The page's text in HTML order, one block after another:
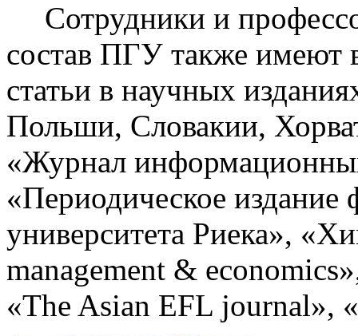
Сотрудники и
состав ПГУ также имеют
статьи в научных
Польши, Словакии,
«Журнал
«Периодическое издание
университета Риека»,
management &
«The Asian EFL journal»,